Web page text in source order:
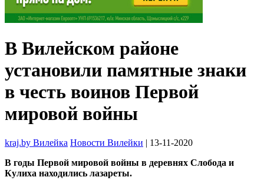
В Вилейском районе
установили памятные знаки
в честь воинов Первой
мировой войны
kraj.by Вилейка Новости Вилейки | 13-11-2020
В годы Первой мировой войны в деревнях Слобода и
Кулиха находились лазареты.